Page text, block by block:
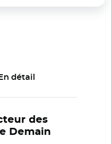
En détail
des
Demain